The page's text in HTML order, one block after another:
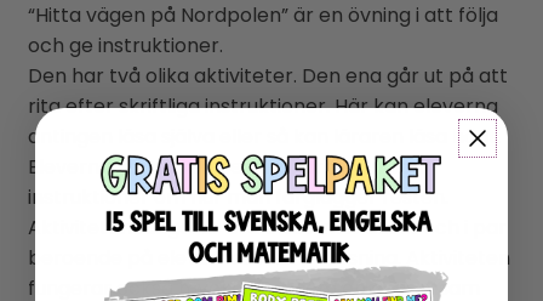
“Hitta vägen på Nordpolen” är en övning i att följa
och ge instruktioner.
Den har två olika aktiviteter. Den ena går ut på att
rita efter skriftliga instruktioner. Här kan eleverna
antingen läsa själva eller så kan läraren läsa högt.
Eleverna kan också ge varandra muntliga
instruktioner om hur man färglägger resten.
Aktiviteten fungerar bra både individuellt och i par
beroende på elevernas nivå på läsning. Aktiviteten
fungerar också mycket bra som en gemensam